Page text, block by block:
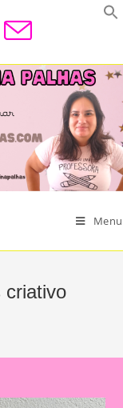
Menu
criativo